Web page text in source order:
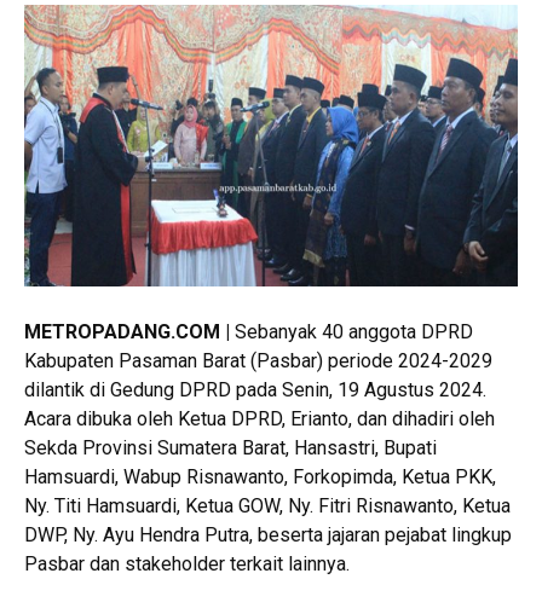
METROPADANG.COM |
Sebanyak 40 anggota DPRD
Kabupaten Pasaman Barat (Pasbar) periode 2024-2029
dilantik di Gedung DPRD pada Senin, 19 Agustus 2024.
Acara dibuka oleh Ketua DPRD, Erianto, dan dihadiri oleh
Sekda Provinsi Sumatera Barat, Hansastri, Bupati
Hamsuardi, Wabup Risnawanto, Forkopimda, Ketua PKK,
Ny. Titi Hamsuardi, Ketua GOW, Ny. Fitri Risnawanto, Ketua
DWP, Ny. Ayu Hendra Putra, beserta jajaran pejabat lingkup
Pasbar dan stakeholder terkait lainnya.